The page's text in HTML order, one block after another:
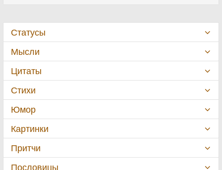
Статусы
Мысли
Цитаты
Стихи
Юмор
Картинки
Притчи
Пословицы